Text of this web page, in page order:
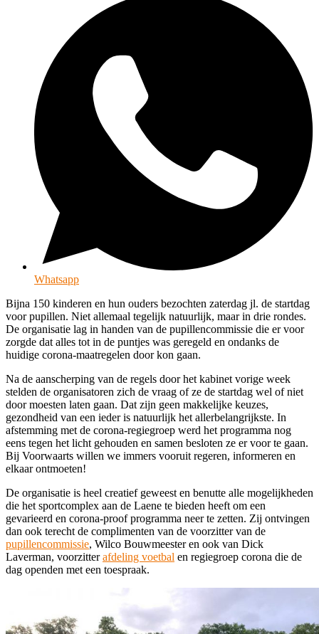
Whatsapp
Bijna 150 kinderen en hun ouders bezochten zaterdag jl. de startdag
voor pupillen. Niet allemaal tegelijk natuurlijk, maar in drie rondes.
De organisatie lag in handen van de pupillencommissie die er voor
zorgde dat alles tot in de puntjes was geregeld en ondanks de
huidige corona-maatregelen door kon gaan.
Na de aanscherping van de regels door het kabinet vorige week
stelden de organisatoren zich de vraag of ze de startdag wel of niet
door moesten laten gaan. Dat zijn geen makkelijke keuzes,
gezondheid van een ieder is natuurlijk het allerbelangrijkste. In
afstemming met de corona-regiegroep werd het programma nog
eens tegen het licht gehouden en samen besloten ze er voor te gaan.
Bij Voorwaarts willen we immers vooruit regeren, informeren en
elkaar ontmoeten!
De organisatie is heel creatief geweest en benutte alle mogelijkheden
die het sportcomplex aan de Laene te bieden heeft om een
gevarieerd en corona-proof programma neer te zetten. Zij ontvingen
dan ook terecht de complimenten van de voorzitter van de
pupillencommissie, Wilco Bouwmeester en ook van Dick
Laverman, voorzitterafdeling voetbal en regiegroep corona die de
dag openden met een toespraak.